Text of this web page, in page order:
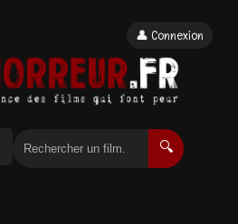
🔍
👤 Connexion